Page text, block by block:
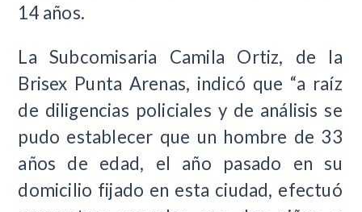
14 años.
La Subcomisaria Camila Ortiz, de la
Brisex Punta Arenas, indicó que “a raíz
de diligencias policiales y de análisis se
pudo establecer que un hombre de 33
años de edad, el año pasado en su
domicilio fijado en esta ciudad, efectuó